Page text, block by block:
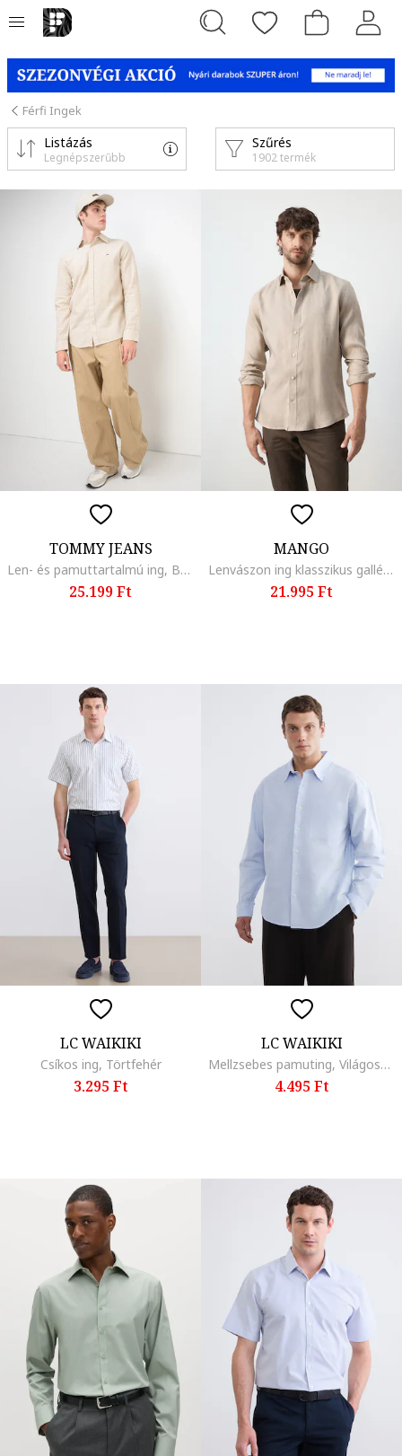
Férfi Ingek
Szűrés
1902 termék
Listázás
Legnépszerűbb
TOMMY JEANS
Len- és pamuttartalmú ing, Bézs
25.199 Ft
MANGO
Lenvászon ing klasszikus gallérral, Homokbarna
21.995 Ft
LC WAIKIKI
Csíkos ing, Törtfehér
3.295 Ft
LC WAIKIKI
Mellzsebes pamuting, Világoskék
4.495 Ft